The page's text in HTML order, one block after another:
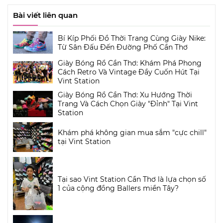
Bài viết liên quan
Bí Kíp Phối Đồ Thời Trang Cùng Giày Nike:
Từ Sân Đấu Đến Đường Phố Cần Thơ
Giày Bóng Rổ Cần Thơ: Khám Phá Phong
Cách Retro Và Vintage Đầy Cuốn Hút Tại
Vint Station
Giày Bóng Rổ Cần Thơ: Xu Hướng Thời
Trang Và Cách Chọn Giày "Đỉnh" Tại Vint
Station
Khám phá không gian mua sắm "cực chill"
tại Vint Station
Tại sao Vint Station Cần Thơ là lựa chọn số
1 của cộng đồng Ballers miền Tây?